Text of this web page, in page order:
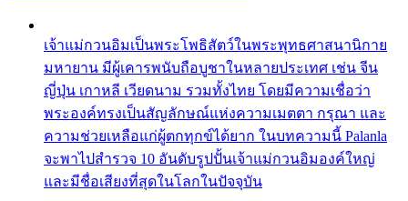
เจ้าแม่กวนอิมเป็นพระโพธิสัตว์ในพระพุทธศาสนานิกาย
มหายาน มีผู้เคารพนับถือบูชาในหลายประเทศ เช่น จีน
ญี่ปุ่น เกาหลี เวียดนาม รวมทั้งไทย โดยมีความเชื่อว่า
พระองค์ทรงเป็นสัญลักษณ์แห่งความเมตตา กรุณา และ
ความช่วยเหลือแก่ผู้ตกทุกข์ได้ยาก ในบทความนี้ Palanla
จะพาไปสำรวจ 10 อันดับรูปปั้นเจ้าแม่กวนอิมองค์ใหญ่
และมีชื่อเสียงที่สุดในโลกในปัจจุบัน